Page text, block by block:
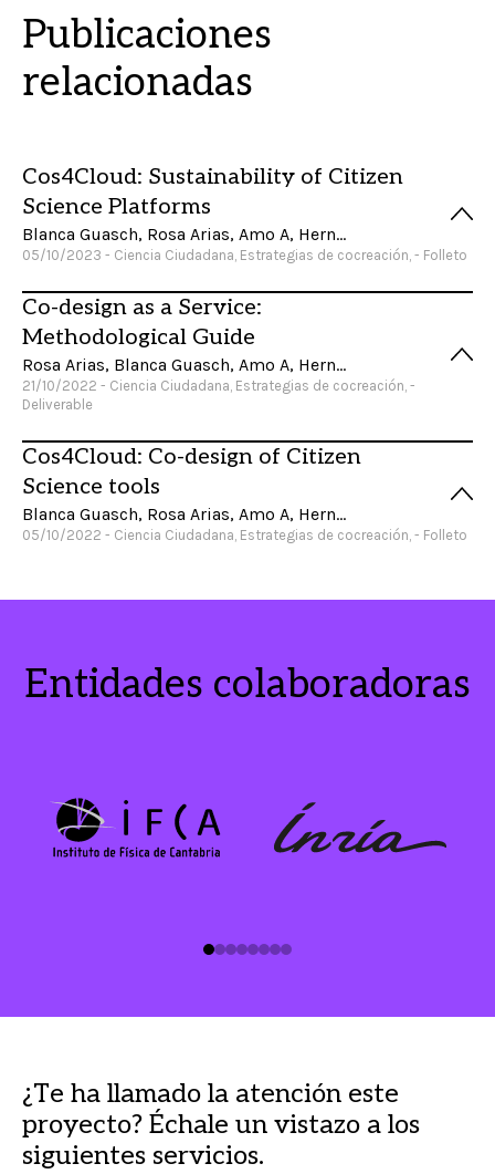
Publicaciones
relacionadas
Cos4Cloud: Sustainability of Citizen
Science Platforms
Blanca Guasch, Rosa Arias, Amo A, Hernández M, Liñán S, Piera J, Justamante Á, Fabó C, Soacha K
05/10/2023 - Ciencia Ciudadana, Estrategias de cocreación, - Folleto
Co-design as a Service:
Methodological Guide
Rosa Arias, Blanca Guasch, Amo A, Hernández M, Liñán S, Piera J, Justamante Á, Fabó C, Soacha K
21/10/2022 - Ciencia Ciudadana, Estrategias de cocreación, -
Deliverable
Cos4Cloud: Co-design of Citizen
Science tools
Blanca Guasch, Rosa Arias, Amo A, Hernández M, Liñán S, Piera J, Soacha K, Justamante Á, Fabó C
05/10/2022 - Ciencia Ciudadana, Estrategias de cocreación, - Folleto
Entidades colaboradoras
¿Te ha llamado la atención este
proyecto? Échale un vistazo a los
siguientes servicios.